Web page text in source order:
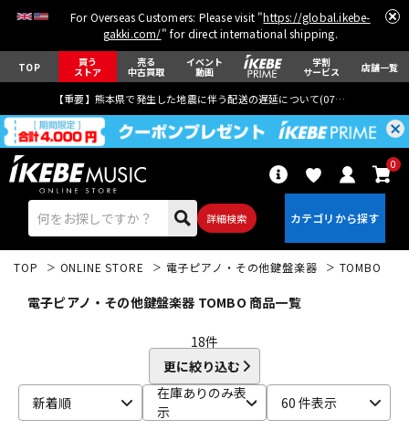
For Overseas Customers: Please visit "https://global.ikebe-
gakki.com/" for direct international shipping.
TOP 買う
ストア
売る
中古買取
イベント
動画
学割
サービス 店舗一覧
【重要】熊本県で発生した地震に伴う配送の遅延について(07月29日
詳細検索
0
TOP ONLINE STORE 電子ピアノ・その他鍵盤楽器 TOMBO
電子ピアノ・その他鍵盤楽器 TOMBO 商品一覧
18件
更に絞り込む
新着順
在庫ありのみ表
示
60 件表示